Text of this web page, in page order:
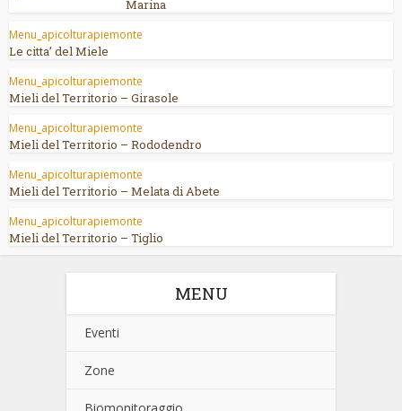
Marina
Menu_apicolturapiemonte
Le citta’ del Miele
Menu_apicolturapiemonte
Mieli del Territorio – Girasole
Menu_apicolturapiemonte
Mieli del Territorio – Rododendro
Menu_apicolturapiemonte
Mieli del Territorio – Melata di Abete
Menu_apicolturapiemonte
Mieli del Territorio – Tiglio
MENU
Eventi
Zone